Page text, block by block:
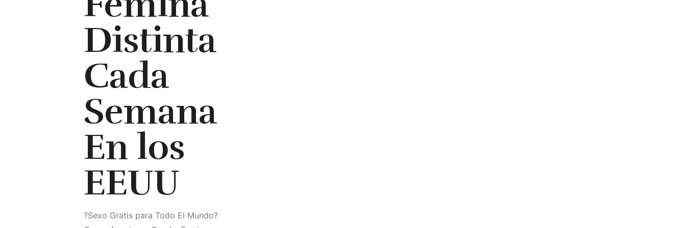
Distinta
Cada
Semana
En los
EEUU
?Sexo Gratis para Todo El Mundo?